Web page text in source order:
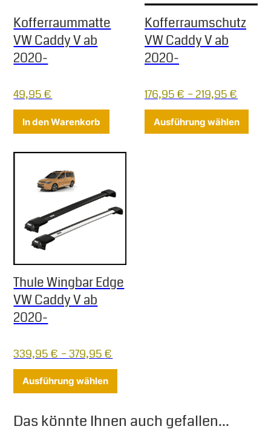
Kofferraummatte
VW Caddy V ab
2020-
49,95€
In den Warenkorb
Kofferraumschutz
VW Caddy V ab
2020-
176,95€ –219,95€
Ausführung wählen
Thule Wingbar Edge
VW Caddy V ab
2020-
339,95€ –379,95€
Ausführung wählen
Das könnte Ihnen auch gefallen...